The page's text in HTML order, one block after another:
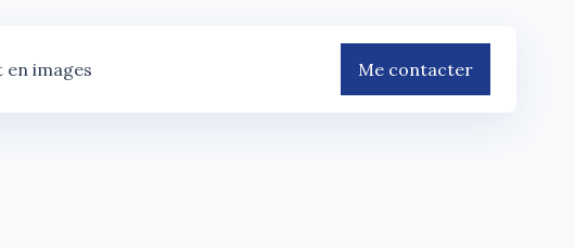
en images Me contacter